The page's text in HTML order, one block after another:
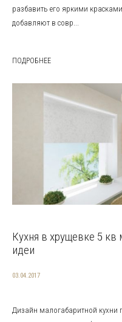
разбавить его яркими
добавляют в совр...
ПОДРОБНЕЕ
Кухня в хрущевке 5
идеи
03.04.2017
Дизайн малогабаритной кухни